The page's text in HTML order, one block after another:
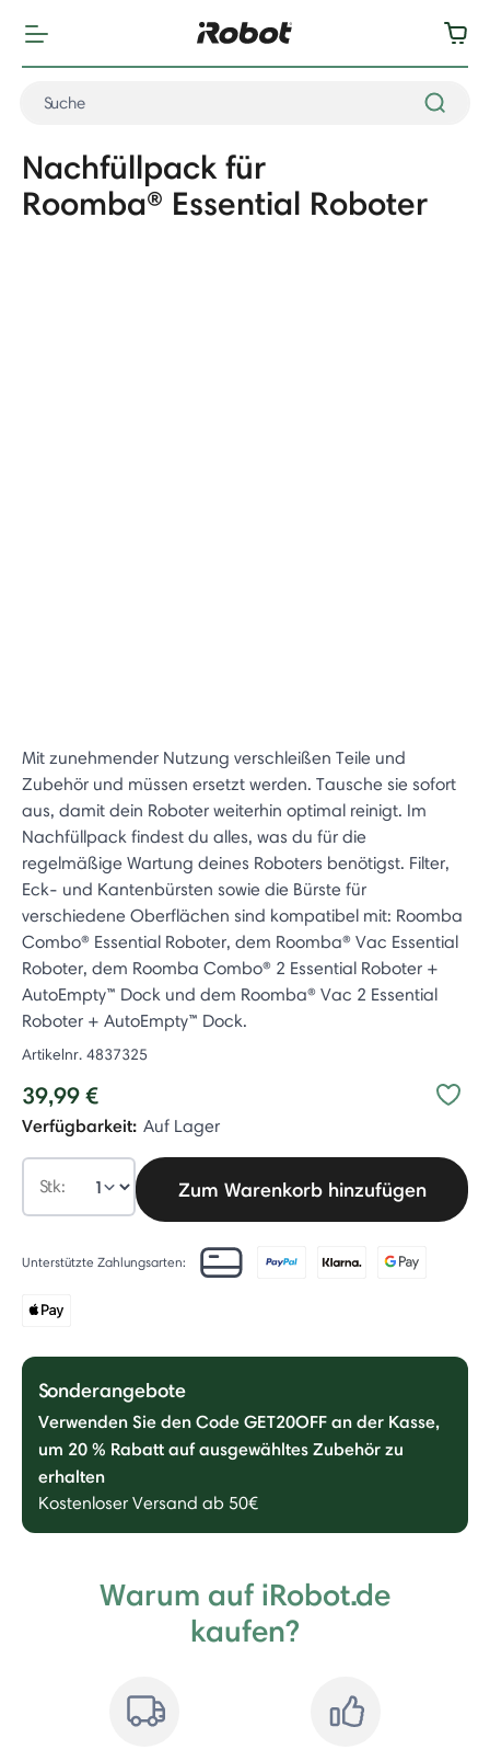
Nachfüllpack für
Roomba® Essential Roboter
Mit zunehmender Nutzung verschleißen Teile und
Zubehör und müssen ersetzt werden. Tausche sie sofort
aus, damit dein Roboter weiterhin optimal reinigt. Im
Nachfüllpack findest du alles, was du für die
regelmäßige Wartung deines Roboters benötigst. Filter,
Eck- und Kantenbürsten sowie die Bürste für
verschiedene Oberflächen sind kompatibel mit: Roomba
Combo® Essential Roboter, dem Roomba® Vac Essential
Roboter, dem Roomba Combo® 2 Essential Roboter +
AutoEmpty™ Dock und dem Roomba® Vac 2 Essential
Roboter + AutoEmpty™ Dock.
Artikelnr. 4837325
39,99 €
Verfügbarkeit: Auf Lager
Stk: Zum Warenkorb hinzufügen
Unterstützte Zahlungsarten:
Sonderangebote
Verwenden Sie den Code GET20OFF an der Kasse,
um 20 % Rabatt auf ausgewähltes Zubehör zu
erhalten
Kostenloser Versand ab 50€
Warum auf iRobot.de
kaufen?